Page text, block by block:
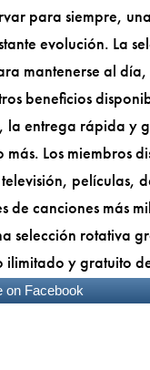
para siempre,
evolución. La
mantenerse al
beneficios
la entrega rápida y
Los miembros
películas,
de canciones más
selección rotativa
y gratuito
on Facebook